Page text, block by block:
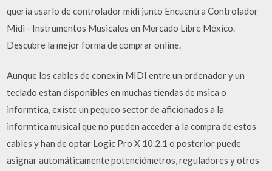
queria usarlo de controlador midi junto Encuentra Controlador
Midi - Instrumentos Musicales en Mercado Libre México.
Descubre la mejor forma de comprar online.
Aunque los cables de conexin MIDI entre un ordenador y un
teclado estan disponibles en muchas tiendas de msica o
informtica, existe un pequeo sector de aficionados a la
informtica musical que no pueden acceder a la compra de estos
cables y han de optar Logic Pro X 10.2.1 o posterior puede
asignar automáticamente potenciómetros, reguladores y otros